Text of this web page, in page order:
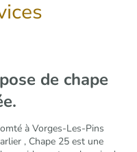
de chape
à Vorges-Les-Pins
, Chape 25 est une